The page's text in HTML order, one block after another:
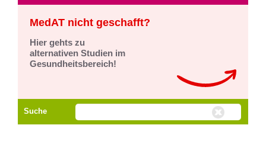
MedAT nicht geschafft?
Hier gehts zu
alternativen Studien im
Gesundheitsbereich!
Suche